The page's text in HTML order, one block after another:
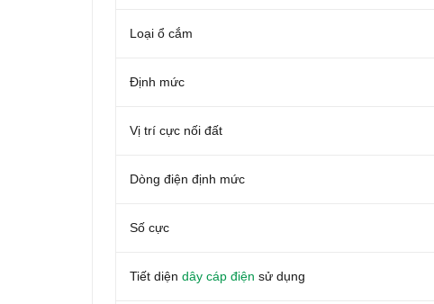
Loại ổ cắm
Định mức
Vị trí cực nối đất
Dòng điện định mức
Số cực
Tiết diện dây cáp điện sử dụng